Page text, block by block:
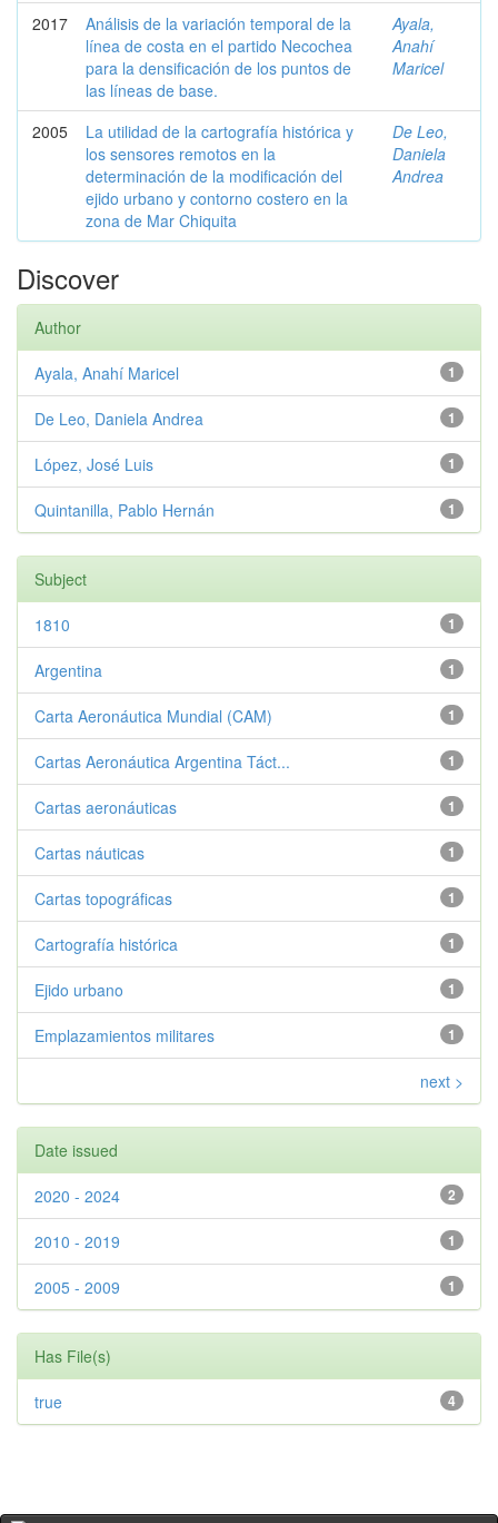
2017
Análisis de la variación temporal de la
línea de costa en el partido Necochea
para la densificación de los puntos de
las líneas de base.
Ayala,
Anahí
Maricel
2005
La utilidad de la cartografía histórica y
los sensores remotos en la
determinación de la modificación del
ejido urbano y contorno costero en la
zona de Mar Chiquita
De Leo,
Daniela
Andrea
Discover
Author
1
Ayala, Anahí Maricel
1
De Leo, Daniela Andrea
1
López, José Luis
1
Quintanilla, Pablo Hernán
Subject
1
1810
1
Argentina
1
Carta Aeronáutica Mundial (CAM)
1
Cartas Aeronáutica Argentina Táct...
1
Cartas aeronáuticas
1
Cartas náuticas
1
Cartas topográficas
1
Cartografía histórica
1
Ejido urbano
1
Emplazamientos militares
next >
Date issued
2
2020 - 2024
1
2010 - 2019
1
2005 - 2009
Has File(s)
4
true